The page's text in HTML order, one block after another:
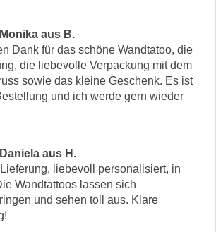
Monika aus B.
Dank für das schöne Wandtatoo, die
die liebevolle Verpackung mit dem
sowie das kleine Geschenk. Es ist
und ich werde gern wieder
Daniela aus H.
liebevoll personalisiert, in
Wandtattoos lassen sich
und sehen toll aus. Klare